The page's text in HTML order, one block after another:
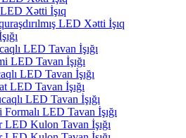
Xətti İşıq
LED Xətti İşıq
LED Tavan İşığı
LED Tavan İşığı
LED Tavan İşığı
LED Tavan İşığı
LED Tavan İşığı
Formalı LED Tavan İşığı
LED Kulon Tavan İşığı